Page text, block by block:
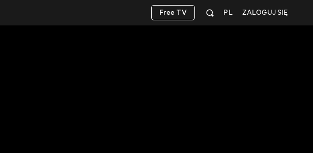
ZALOGUJ SIĘ
PL
Free TV